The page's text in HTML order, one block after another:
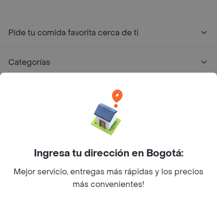
Pide tu comida favorita cerca de ti
Categorías
Facebook
Twitter
Instagram
©2026Rappi Inc. All rights reserved.
Ingresa tu dirección en Bogotá:
Mejor servicio, entregas más rápidas y los precios
más convenientes!